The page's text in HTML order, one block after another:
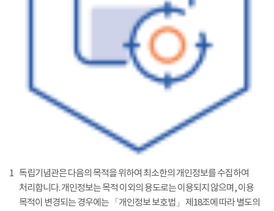
1 독립기념관은 다음의 목적을 위하여 최소한의 개인정보를 수집하여
처리합니다. 개인정보는 목적 이외의 용도로는 이용되지 않으며, 이용
목적이 변경되는 경우에는 「개인정보 보호법」 제18조에 따라 별도의